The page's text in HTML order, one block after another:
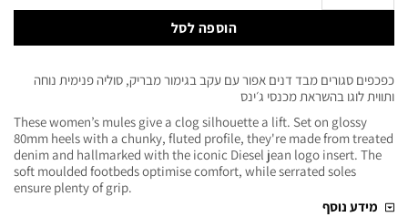
הוספה לסל
כפכפים סגורים מבד דנים אפור עם עקב בגימור מבריק, סוליה פנימית נוחה
ותווית לוגו בהשראת מכנסי ג׳ינס
These women’s mules give a clog silhouette a lift. Set on glossy
80mm heels with a chunky, fluted profile, they're made from treated
denim and hallmarked with the iconic Diesel jean logo insert. The
soft moulded footbeds optimise comfort, while serrated soles
ensure plenty of grip.
מידע נוסף